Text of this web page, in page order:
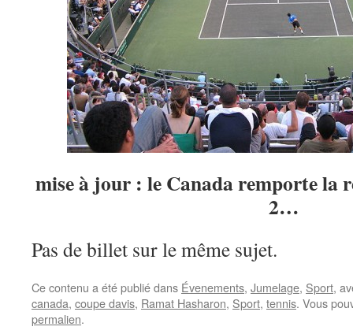
mise à jour : le Canada remporte la
2…
Pas de billet sur le même sujet.
Ce contenu a été publié dans Évenements, Jumelage, Sport,
canada, coupe davis, Ramat Hasharon, Sport, tennis. Vous
permalien.